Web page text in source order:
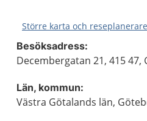
Större karta och reseplanerare
Besöksadress:
Decembergatan 21, 415 47,
Län, kommun:
Västra Götalands län,